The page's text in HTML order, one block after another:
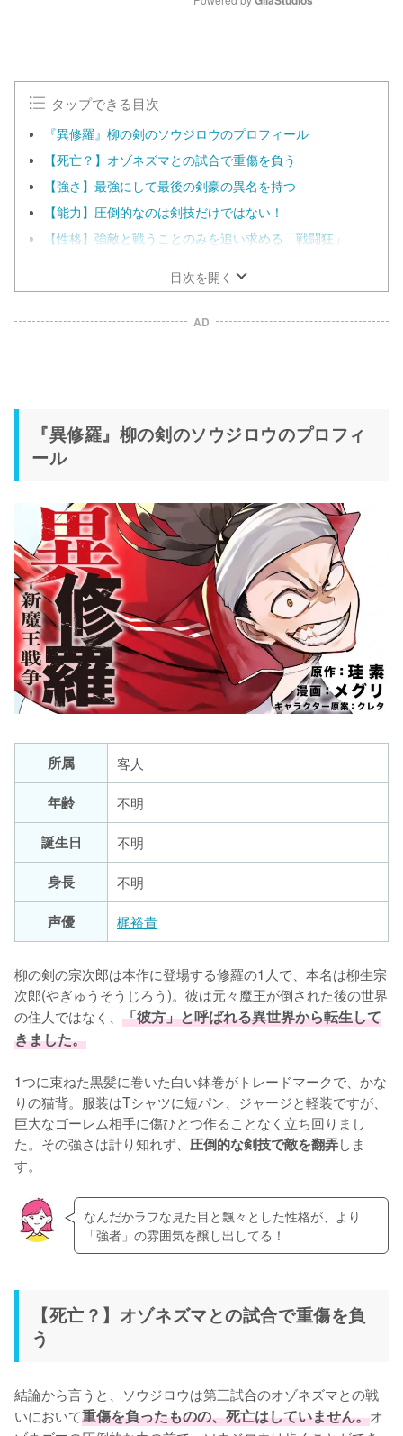
タップできる目次
『異修羅』柳の剣のソウジロウのプロフィール
【死亡？】オゾネズマとの試合で重傷を負う
【強さ】最強にして最後の剣豪の異名を持つ
【能力】圧倒的なのは剣技だけではない！
【性格】強敵と戦うことのみを追い求める「戦闘狂」
目次を開く
AD
『異修羅』柳の剣のソウジロウのプロフィ
ール
所属
客人
年齢
不明
誕生日
不明
身長
不明
声優
梶裕貴
柳の剣の宗次郎は本作に登場する修羅の1人で、本名は柳生宗
次郎(やぎゅうそうじろう)。彼は元々魔王が倒された後の世界
の住人ではなく、 「彼方」と呼ばれる異世界から転生して
きました。
1つに束ねた黒髪に巻いた白い鉢巻がトレードマークで、かな
りの猫背。服装はTシャツに短パン、ジャージと軽装ですが、
巨大なゴーレム相手に傷ひとつ作ることなく立ち回りまし
た。その強さは計り知れず、 圧倒的な剣技で敵を翻弄しま
す。
なんだかラフな見た目と飄々とした性格が、より
「強者」の雰囲気を醸し出してる！
【死亡？】オゾネズマとの試合で重傷を負
う
結論から言うと、ソウジロウは第三試合のオゾネズマとの戦
いにおいて重傷を負ったものの、死亡はしていません。オ